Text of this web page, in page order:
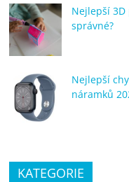
Nejlepší
správné?
Nejlepší
náramků
KATEGORIE